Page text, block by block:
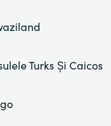
Turks Și Caicos